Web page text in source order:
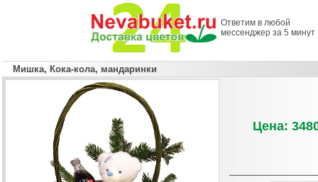
Ответим в любой
мессенджер за 5 минут
Мишка, Кока-кола, мандаринки
Цена: